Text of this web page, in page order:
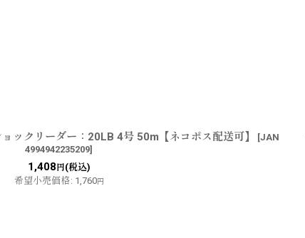
ックリーダー：20LB 4号 50m【ネコポス配送可】 [JAN
4994942235209]
1,408 円(税込)
希望小売価格: 1,760円